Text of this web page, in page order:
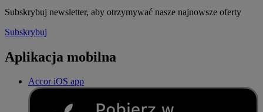
Subskrybuj newsletter, aby otrzymywać nasze najnowsze oferty
Subskrybuj
Aplikacja mobilna
Accor iOS app